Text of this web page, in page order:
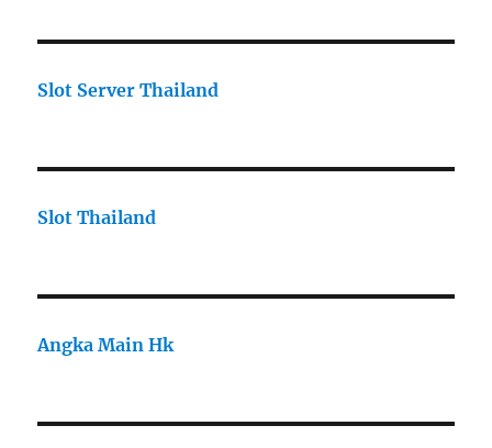
Slot Server Thailand
Slot Thailand
Angka Main Hk